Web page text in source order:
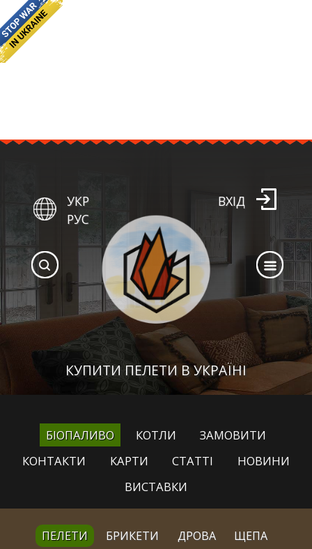
КУПИТИ ПЕЛЕТИ В УКРАЇНІ
УКР
РУС
ВХІД
БІОПАЛИВО КОТЛИ
ЗАМОВИТИ
КОНТАКТИ
КАРТИ СТАТТІ
НОВИНИ
ВИСТАВКИ
ПЕЛЕТИ БРИКЕТИ ДРОВА
ЩЕПА